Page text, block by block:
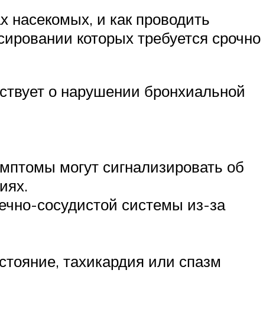
насекомых, и как проводить
которых требуется срочно
о нарушении бронхиальной
могут сигнализировать об
сосудистой системы из-за
тахикардия или спазм